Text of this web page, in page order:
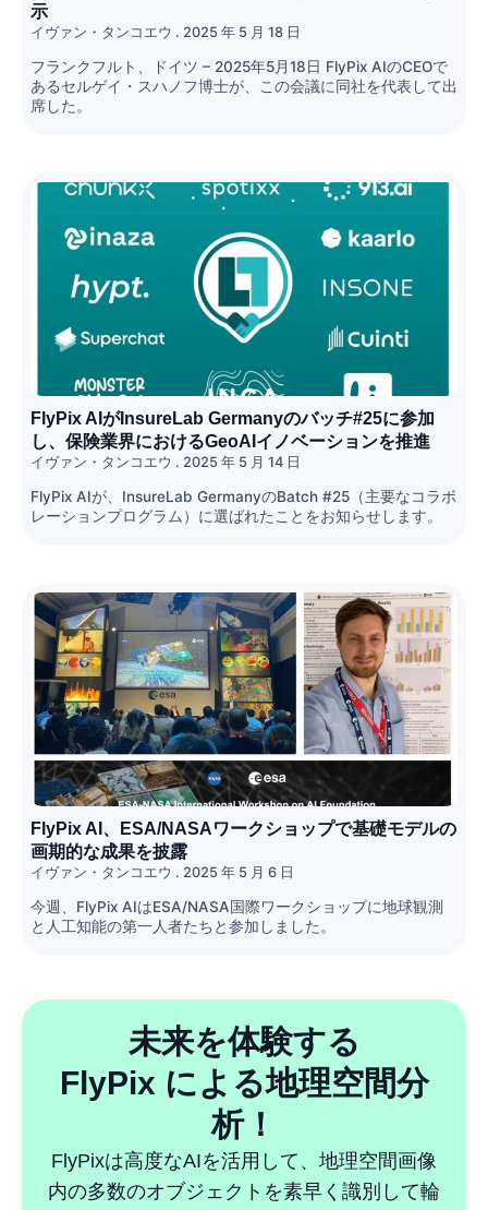
示
イヴァン・タンコエウ 2025 年 5 月 18 日
フランクフルト、ドイツ – 2025年5月18日 FlyPix AIのCEOで
あるセルゲイ・スハノフ博士が、この会議に同社を代表して出
席した。
FlyPix AIがInsureLab Germanyのバッチ#25に参加
し、保険業界におけるGeoAIイノベーションを推進
イヴァン・タンコエウ 2025 年 5 月 14 日
FlyPix AIが、InsureLab GermanyのBatch #25（主要なコラボ
レーションプログラム）に選ばれたことをお知らせします。
FlyPix AI、ESA/NASAワークショップで基礎モデルの
画期的な成果を披露
イヴァン・タンコエウ 2025 年 5 月 6 日
今週、FlyPix AIはESA/NASA国際ワークショップに地球観測
と人工知能の第一人者たちと参加しました。
未来を体験する
FlyPix による地理空間分
析！
FlyPixは高度なAIを活用して、地理空間画像
内の多数のオブジェクトを素早く識別して輪